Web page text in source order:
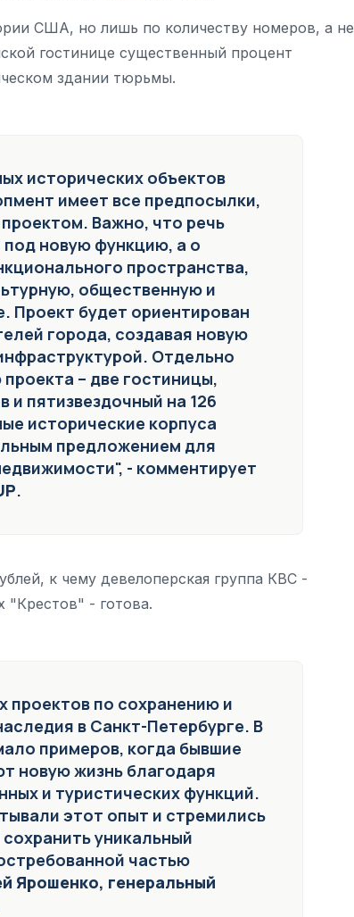
США, но лишь по количеству номеров, а не
гостинице существенный процент
здании тюрьмы.
исторических объектов
имеет все предпосылки,
Важно, что речь
новую функцию, а о
пространства,
общественную и
Проект будет ориентирован
города, создавая новую
Отдельно
– две гостиницы,
и пятизвездочный на 126
исторические корпуса
предложением для
- комментирует
.
к чему девелоперская группа КВС -
"Крестов" - готова.
проектов по сохранению и
в Санкт-Петербурге. В
примеров, когда бывшие
новую жизнь благодаря
и туристических функций.
этот опыт и стремились
уникальный
частью
Ярошенко, генеральный